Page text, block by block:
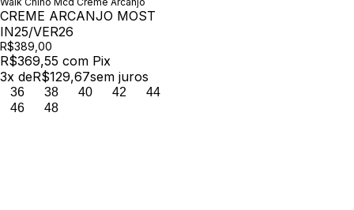
CREME ARCANJO MOST
IN25/VER26
R$389,00
R$369,55 com Pix
3x deR$129,67sem juros
36 38 40 42
44
46
48